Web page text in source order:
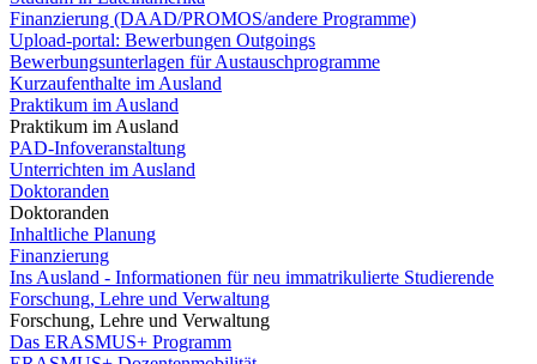
Finanzierung (DAAD/PROMOS/andere Programme)
Upload-portal: Bewerbungen Outgoings
Bewerbungsunterlagen für Austauschprogramme
Kurzaufenthalte im Ausland
Praktikum im Ausland
Praktikum im Ausland
PAD-Infoveranstaltung
Unterrichten im Ausland
Doktoranden
Doktoranden
Inhaltliche Planung
Finanzierung
Ins Ausland - Informationen für neu immatrikulierte Studierende
Forschung, Lehre und Verwaltung
Forschung, Lehre und Verwaltung
Das ERASMUS+ Programm